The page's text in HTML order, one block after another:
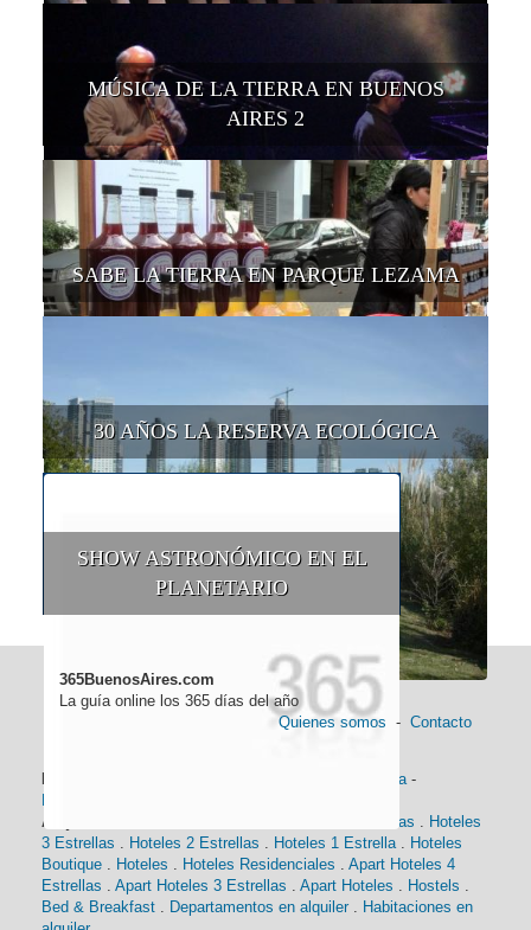
MÚSICA DE LA TIERRA EN BUENOS
AIRES 2
SABE LA TIERRA EN PARQUE LEZAMA
30 AÑOS LA RESERVA ECOLÓGICA
SHOW ASTRONÓMICO EN EL
PLANETARIO
365BuenosAires.com
La guía online los 365 días del año
Quienes somos - Contacto
Historia-
Alojamiento:
Hoteles 4 Estrellas . Hoteles
3 Estrellas . Hoteles 2 Estrellas . Hoteles 1 Estrella. Hoteles
Boutique . Hoteles . Hoteles Residenciales . Apart Hoteles 4
Estrellas . Apart Hoteles 3 Estrellas . Apart Hoteles . Hostels .
Bed & Breakfast . Departamentos en alquiler . Habitaciones en